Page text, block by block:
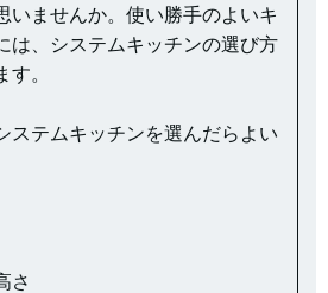
いませんか。使い勝手のよいキ
は、システムキッチンの選び方
。
ステムキッチンを選んだらよい
さ